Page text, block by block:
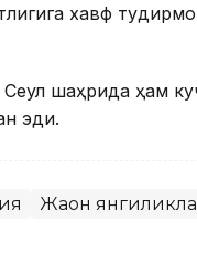
хавф
шаҳрида ҳам
эди.
Жаҳон